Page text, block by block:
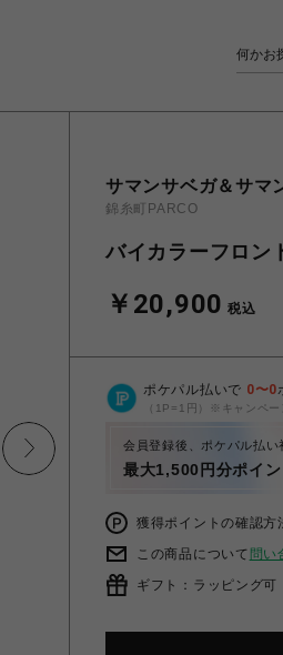
サマンサベガ＆サマ
錦糸町PARCO
バイカラーフロン
￥20,900 税込
ポケパル払いで 0〜0
（1P=1円）※キャンペー
会員登録後、ポケパル払い
最大1,500円分ポイン
獲得ポイントの確認方
この商品について 問い
ギフト：ラッピング可